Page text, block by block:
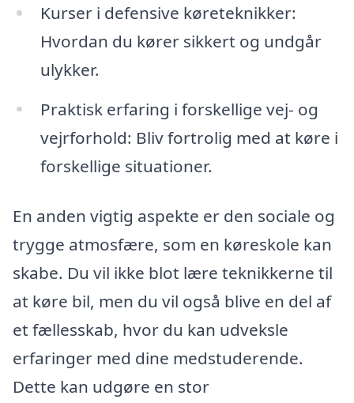
Kurser i defensive køreteknikker:
Hvordan du kører sikkert og undgår
ulykker.
Praktisk erfaring i forskellige vej- og
vejrforhold: Bliv fortrolig med at køre i
forskellige situationer.
En anden vigtig aspekte er den sociale og
trygge atmosfære, som en køreskole kan
skabe. Du vil ikke blot lære teknikkerne til
at køre bil, men du vil også blive en del af
et fællesskab, hvor du kan udveksle
erfaringer med dine medstuderende.
Dette kan udgøre en stor